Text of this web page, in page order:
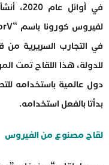
في
في التجارب السريرية من
للدولة، هذا اللقاح تمت
دول عالمية باستخدامه
بدأتا بالفعل استخدامه.
لقاح مصنوع من الفيروس